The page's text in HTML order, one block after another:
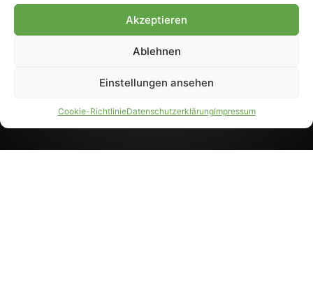
Akzeptieren
Ablehnen
Einstellungen ansehen
Cookie-RichtlinieDatenschutzerklärungImpressum
Weiterverarbeitung, auch
Genehmigung.
PARTNER WERDEN
AGB